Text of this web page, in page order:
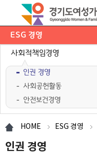
ESG 경영
재단 ESG 경영
환경경영
사회적책임경영
인권 경영
사회공헌활동
안전보건경영
공정투명경영
공정거래자율준수
ESG 경영공시
HOME ESG 경영
인권 경영